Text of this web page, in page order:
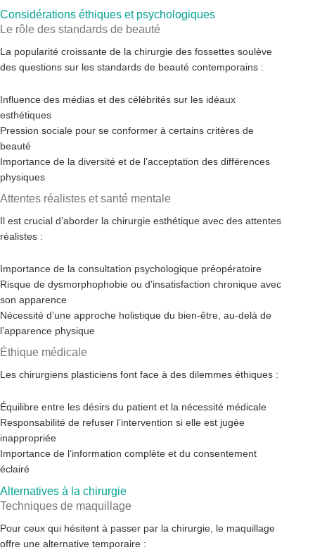
Considérations éthiques et psychologiques
Le rôle des standards de beauté
La popularité croissante de la chirurgie des fossettes soulève
des questions sur les standards de beauté contemporains :
Influence des médias et des célébrités sur les idéaux
esthétiques
Pression sociale pour se conformer à certains critères de
beauté
Importance de la diversité et de l’acceptation des différences
physiques
Attentes réalistes et santé mentale
Il est crucial d’aborder la chirurgie esthétique avec des attentes
réalistes :
Importance de la consultation psychologique préopératoire
Risque de dysmorphophobie ou d’insatisfaction chronique avec
son apparence
Nécessité d’une approche holistique du bien-être, au-delà de
l’apparence physique
Éthique médicale
Les chirurgiens plasticiens font face à des dilemmes éthiques :
Équilibre entre les désirs du patient et la nécessité médicale
Responsabilité de refuser l’intervention si elle est jugée
inappropriée
Importance de l’information complète et du consentement
éclairé
Alternatives à la chirurgie
Techniques de maquillage
Pour ceux qui hésitent à passer par la chirurgie, le maquillage
offre une alternative temporaire :